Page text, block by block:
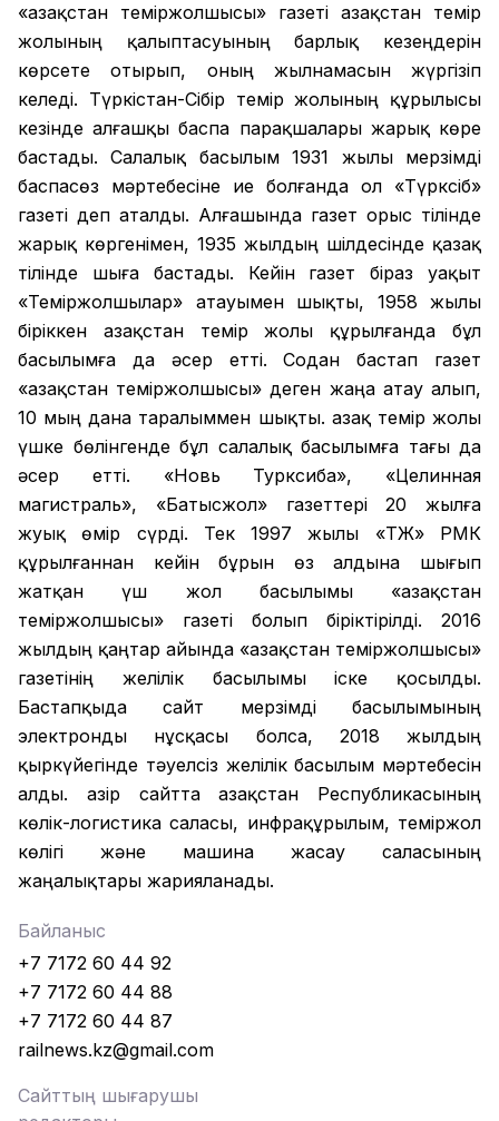
«Қазақстан теміржолшысы» газеті Қазақстан темір
жолының қалыптасуының барлық кезеңдерін
көрсете отырып, оның жылнамасын жүргізіп
келеді. Түркістан-Сібір темір жолының құрылысы
кезінде алғашқы баспа парақшалары жарық көре
бастады. Салалық басылым 1931 жылы мерзімді
баспасөз мәртебесіне ие болғанда ол «Түрксіб»
газеті деп аталды. Алғашында газет орыс тілінде
жарық көргенімен, 1935 жылдың шілдесінде қазақ
тілінде шыға бастады. Кейін газет біраз уақыт
«Теміржолшылар» атауымен шықты, 1958 жылы
біріккен Қазақстан темір жолы құрылғанда бұл
басылымға да әсер етті. Содан бастап газет
«Қазақстан теміржолшысы» деген жаңа атау алып,
10 мың дана таралыммен шықты. Қазақ темір жолы
үшке бөлінгенде бұл салалық басылымға тағы да
әсер етті. «Новь Турксиба», «Целинная
магистраль», «Батысжол» газеттері 20 жылға
жуық өмір сүрді. Тек 1997 жылы «ҚТЖ» РМК
құрылғаннан кейін бұрын өз алдына шығып
жатқан үш жол басылымы «Қазақстан
теміржолшысы» газеті болып біріктірілді. 2016
жылдың қаңтар айында «Қазақстан теміржолшысы»
газетінің желілік басылымы іске қосылды.
Бастапқыда сайт мерзімді басылымының
электронды нұсқасы болса, 2018 жылдың
қыркүйегінде тәуелсіз желілік басылым мәртебесін
алды. Қазір сайтта Қазақстан Республикасының
көлік-логистика саласы, инфрақұрылым, теміржол
көлігі және машина жасау саласының
жаңалықтары жарияланады.
Байланыс
+7 7172 60 44 92
+7 7172 60 44 88
+7 7172 60 44 87
railnews.kz@gmail.com
Сайттың шығарушы